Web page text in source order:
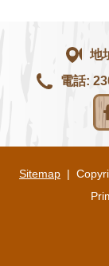
地
電話:
Sitemap |